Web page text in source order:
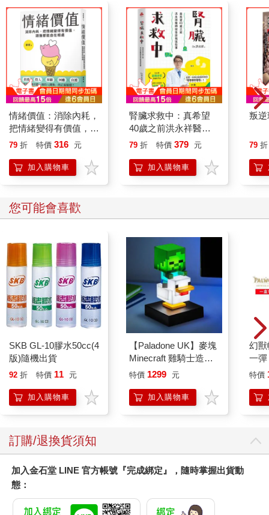
情緒價值：消除內耗，
把情緒變得有價值，跟
誰都能自在相處
79 折 特價 316 元
加入購物車
腎臟求救中：真希望
40歲之前洪永祥醫師
就告訴我這些事
79 折 特價 379 元
加入購物車
叛逆
79 折
您可能會喜歡
SKB GL-10膠水50cc(4
版)隨機出貨
92 折 特價 11 元
加入購物車
【Paladone UK】麥塊
Minecraft 雞騎士造型
ICON小夜燈
特價 1299 元
加入購物車
幻
一彈
特價
訂購/退換貨須知
加入金石堂 LINE 官方帳號『完成綁定』，隨時掌握出貨動
態：